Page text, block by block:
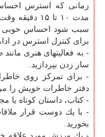
زمانی كه استرس
مدت ۱۰ تا
سبب شود احساس خوبی
برای كنترل استرس در
- به فعالیتهای هنری
ساز زدن بپردازید.
- برای تمركز روی
دفتر خاطرات خویش را
- كتاب، داستان كوتاه یا
- با یك دوست قرار
بخورید.